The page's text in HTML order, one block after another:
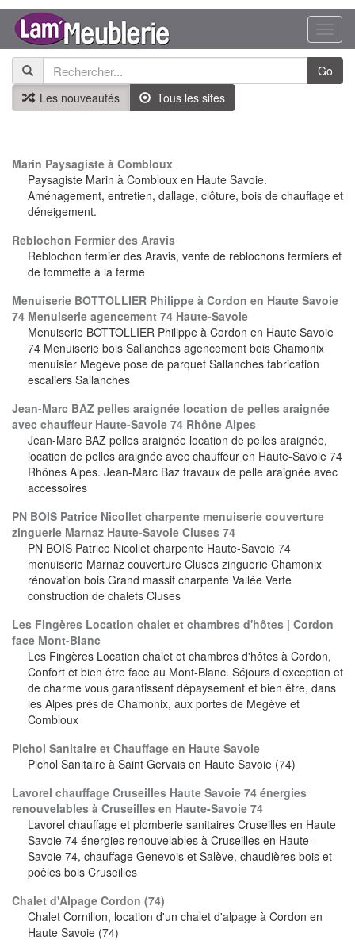
Go
Les nouveautés
Tous les sites
Marin Paysagiste à Combloux
Paysagiste Marin à Combloux en Haute Savoie.
Aménagement, entretien, dallage, clôture, bois de chauffage et
déneigement.
Reblochon Fermier des Aravis
Reblochon fermier des Aravis, vente de reblochons fermiers et
de tommette à la ferme
Menuiserie BOTTOLLIER Philippe à Cordon en Haute Savoie
74 Menuiserie agencement 74 Haute-Savoie
Menuiserie BOTTOLLIER Philippe à Cordon en Haute Savoie
74 Menuiserie bois Sallanches agencement bois Chamonix
menuisier Megève pose de parquet Sallanches fabrication
escaliers Sallanches
Jean-Marc BAZ pelles araignée location de pelles araignée
avec chauffeur Haute-Savoie 74 Rhône Alpes
Jean-Marc BAZ pelles araignée location de pelles araignée,
location de pelles araignée avec chauffeur en Haute-Savoie 74
Rhônes Alpes. Jean-Marc Baz travaux de pelle araignée avec
accessoires
PN BOIS Patrice Nicollet charpente menuiserie couverture
zinguerie Marnaz Haute-Savoie Cluses 74
PN BOIS Patrice Nicollet charpente Haute-Savoie 74
menuiserie Marnaz couverture Cluses zinguerie Chamonix
rénovation bois Grand massif charpente Vallée Verte
construction de chalets Cluses
Les Fingères Location chalet et chambres d'hôtes | Cordon
face Mont-Blanc
Les Fingères Location chalet et chambres d'hôtes à Cordon,
Confort et bien être face au Mont-Blanc. Séjours d'exception et
de charme vous garantissent dépaysement et bien être, dans
les Alpes prés de Chamonix, aux portes de Megève et
Combloux
Pichol Sanitaire et Chauffage en Haute Savoie
Pichol Sanitaire à Saint Gervais en Haute Savoie (74)
Lavorel chauffage Cruseilles Haute Savoie 74 énergies
renouvelables à Cruseilles en Haute-Savoie 74
Lavorel chauffage et plomberie sanitaires Cruseilles en Haute
Savoie 74 énergies renouvelables à Cruseilles en Haute-
Savoie 74, chauffage Genevois et Salève, chaudières bois et
poêles bois Cruseilles
Chalet d'Alpage Cordon (74)
Chalet Cornillon, location d'un chalet d'alpage à Cordon en
Haute Savoie (74)